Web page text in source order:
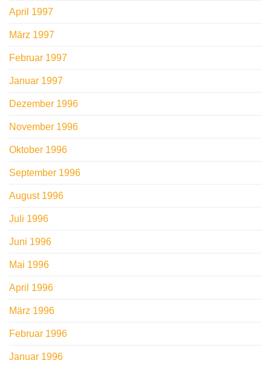
April 1997
März 1997
Februar 1997
Januar 1997
Dezember 1996
November 1996
Oktober 1996
September 1996
August 1996
Juli 1996
Juni 1996
Mai 1996
April 1996
März 1996
Februar 1996
Januar 1996